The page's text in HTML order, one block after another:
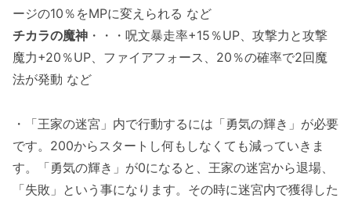
ージの10％をMPに変えられる など
チカラの魔神 ・・・呪文暴走率+15％UP、攻撃力と攻撃
魔力+20％UP、ファイアフォース、20％の確率で2回魔
法が発動 など
・「王家の迷宮」内で行動するには「勇気の輝き」が必要
です。200からスタートし何もしなくても減っていきま
す。「勇気の輝き」が0になると、王家の迷宮から退場、
「失敗」という事になります。その時に迷宮内で獲得した